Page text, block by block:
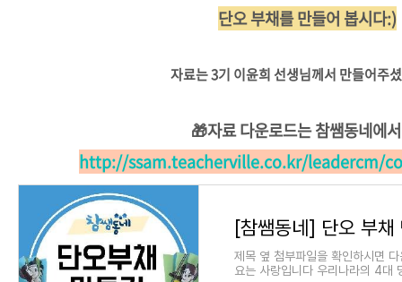
단오 부채를 만들어 봅시다:)
자료는 3기 이윤희 선생님께서 만들어주
🎁자료 다운로드는 참쌤동네에
http://ssam.teacherville.co.kr/leadercm/
[참쌤동네] 단오 부채
제목 옆 첨부파일을 확인하시면
요는 사랑입니다 우리나라의 4대